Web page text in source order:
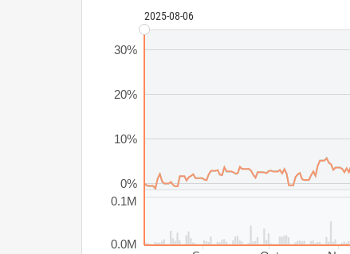
2025-08-06
0.0M
0.1M
0%
10%
20%
30%